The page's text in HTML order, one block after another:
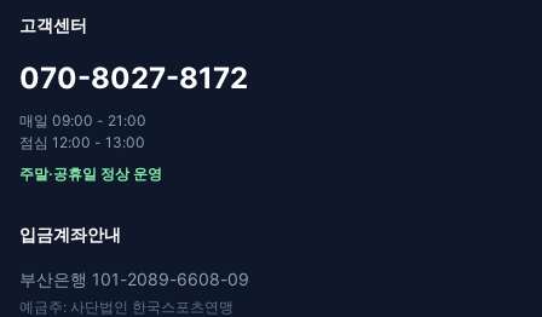
고객센터
070-8027-8172
매일 09:00 - 21:00
점심 12:00 - 13:00
주말·공휴일 정상 운영
입금계좌안내
부산은행 101-2089-6608-09
예금주: 사단법인 한국스포츠연맹